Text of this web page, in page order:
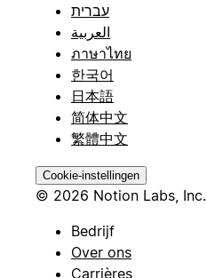
עברית
العربية
ภาษาไทย
한국어
日本語
简体中文
繁體中文
Cookie-instellingen
© 2026 Notion Labs, Inc.
Bedrijf
Over ons
Carrières